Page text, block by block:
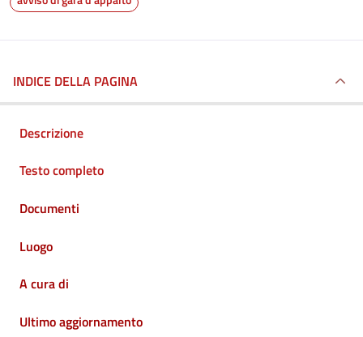
INDICE DELLA PAGINA
Descrizione
Testo completo
Documenti
Luogo
A cura di
Ultimo aggiornamento